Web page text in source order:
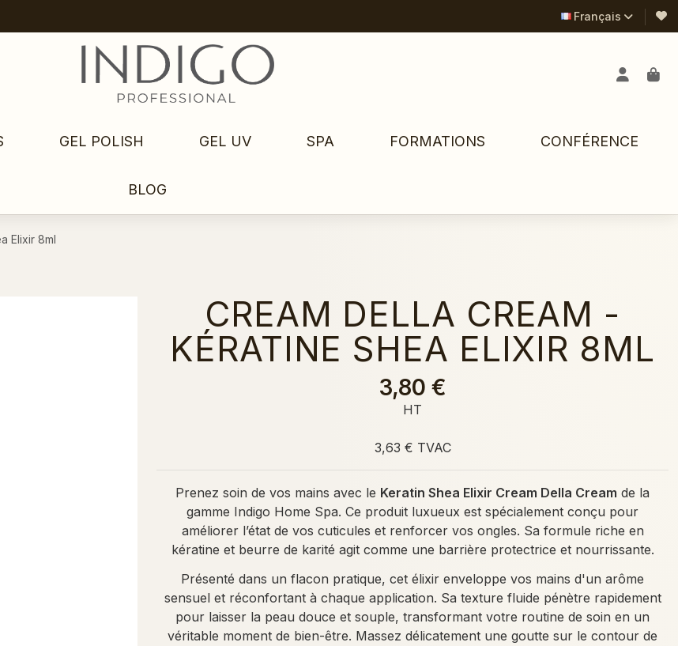
Français
GEL POLISH GEL UV SPA FORMATIONS CONFÉRENCE
BLOG
Elixir 8ml
CREAM DELLA CREAM -
KÉRATINE SHEA ELIXIR 8ML
3,80 €
HT
3,63 € TVAC
Prenez soin de vos mains avec le Keratin Shea Elixir Cream Della Cream de la
gamme Indigo Home Spa. Ce produit luxueux est spécialement conçu pour
améliorer l’état de vos cuticules et renforcer vos ongles. Sa formule riche en
kératine et beurre de karité agit comme une barrière protectrice et nourrissante.
Présenté dans un flacon pratique, cet élixir enveloppe vos mains d'un arôme
sensuel et réconfortant à chaque application. Sa texture fluide pénètre rapidement
pour laisser la peau douce et souple, transformant votre routine de soin en un
véritable moment de bien-être. Massez délicatement une goutte sur le contour de